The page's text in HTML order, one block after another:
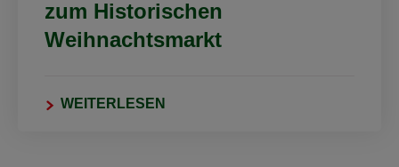
zum Historischen
Weihnachtsmarkt
WEITERLESEN